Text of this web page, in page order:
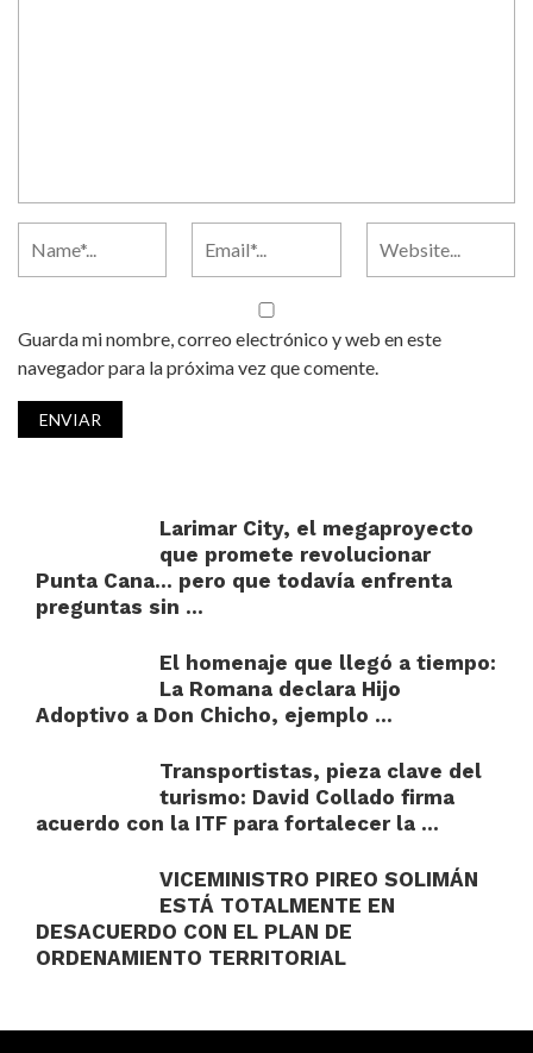
Guarda mi nombre, correo electrónico y web en este
navegador para la próxima vez que comente.
Larimar City, el megaproyecto
que promete revolucionar
Punta Cana… pero que todavía enfrenta
preguntas sin ...
El homenaje que llegó a tiempo:
La Romana declara Hijo
Adoptivo a Don Chicho, ejemplo ...
Transportistas, pieza clave del
turismo: David Collado firma
acuerdo con la ITF para fortalecer la ...
VICEMINISTRO PIREO SOLIMÁN
ESTÁ TOTALMENTE EN
DESACUERDO CON EL PLAN DE
ORDENAMIENTO TERRITORIAL